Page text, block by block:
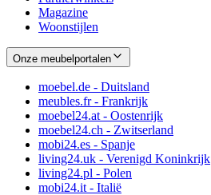
Magazine
Woonstijlen
Onze meubelportalen
moebel.de - Duitsland
meubles.fr - Frankrijk
moebel24.at - Oostenrijk
moebel24.ch - Zwitserland
mobi24.es - Spanje
living24.uk - Verenigd Koninkrijk
living24.pl - Polen
mobi24.it - Italië